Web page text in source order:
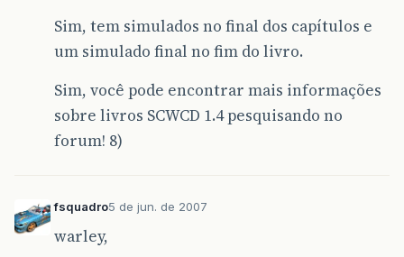
Sim, tem simulados no final dos capítulos e
um simulado final no fim do livro.
Sim, você pode encontrar mais informações
sobre livros SCWCD 1.4 pesquisando no
forum! 8)
fsquadro5 de jun. de 2007
warley,